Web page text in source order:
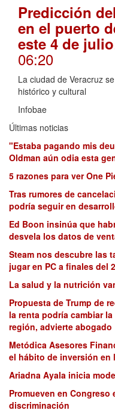
Predicción
en el puerto
este 4 de julio
06:20
La ciudad de Veracruz
histórico y cultural
Infobae
Últimas noticias
"Estaba pagando mis
Oldman aún odia esta
5 razones para ver One
Tras rumores de
podría seguir en
Ed Boon insinúa que
desvela los datos de
Steam nos descubre las
jugar en PC a finales del
La salud y la nutrición
Propuesta de Trump de
la renta podría cambiar
región, advierte abogado
Metódica Asesores
el hábito de inversión
Ariadna Ayala inicia
Promueven en
discriminación